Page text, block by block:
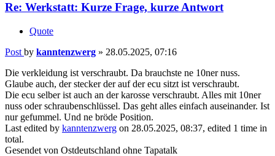
Re: Werkstatt: Kurze Frage, kurze Antwort
Quote
Post by kanntenzwerg » 28.05.2025, 07:16
Die verkleidung ist verschraubt. Da brauchste ne 10ner nuss.
Glaube auch, der stecker der auf der ecu sitzt ist verschraubt.
Die ecu selber ist auch an der karosse verschraubt. Alles mit 10ner
nuss oder schraubenschlüssel. Das geht alles einfach auseinander. Ist
nur gefummel. Und ne bröde Position.
Last edited by kanntenzwerg on 28.05.2025, 08:37, edited 1 time in
total.
Gesendet von Ostdeutschland ohne Tapatalk